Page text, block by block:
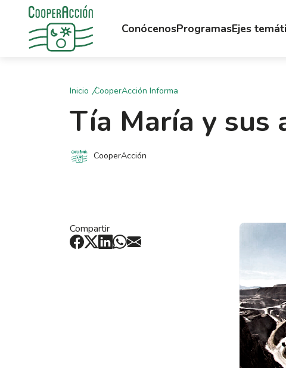
ConócenosProgramasEjes
Inicio CooperAcción Informa
Tía María y sus
CooperAcción
Compartir